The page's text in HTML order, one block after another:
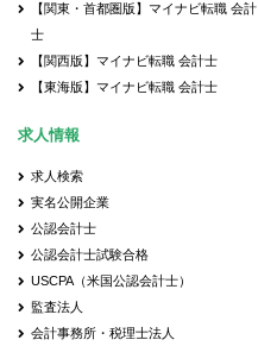
【関東・首都圏版】マイナビ転職 会計
士
【関西版】マイナビ転職 会計士
【東海版】マイナビ転職 会計士
求人情報
求人検索
実名公開企業
公認会計士
公認会計士試験合格
USCPA（米国公認会計士）
監査法人
会計事務所・税理士法人